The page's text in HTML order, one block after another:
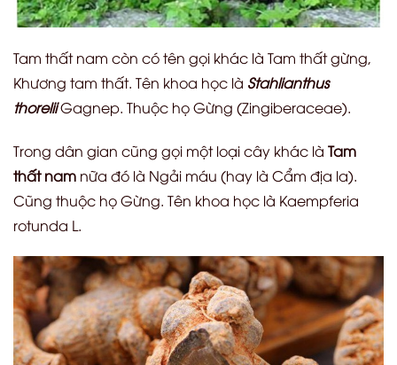
Tam thất nam còn có tên gọi khác là Tam thất gừng,
Khương tam thất. Tên khoa học là Stahlianthus
thoreliiGagnep. Thuộc họ Gừng (Zingiberaceae).
Trong dân gian cũng gọi một loại cây khác là Tam
thất nam nữa đó là Ngải máu (hay là Cẩm địa la).
Cũng thuộc họ Gừng. Tên khoa học là Kaempferia
rotunda L.